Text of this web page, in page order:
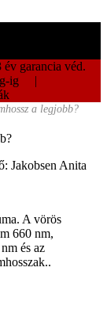
garancia véd.
kg-ig |
a legjobb?
Jakobsen Anita